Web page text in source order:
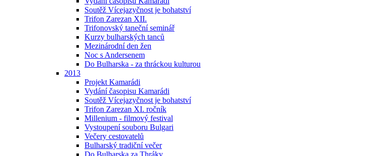
Soutěž Vícejazyčnost je bohatství
Trifon Zarezan XII.
Trifonovský taneční seminář
Kurzy bulharských tanců
Mezinárodní den žen
Noc s Andersenem
Do Bulharska - za thráckou kulturou
2013
Projekt Kamarádi
Vydání časopisu Kamarádi
Soutěž Vícejazyčnost je bohatství
Trifon Zarezan XI. ročník
Millenium - filmový festival
Vystoupení souboru Bulgari
Večery cestovatelů
Bulharský tradiční večer